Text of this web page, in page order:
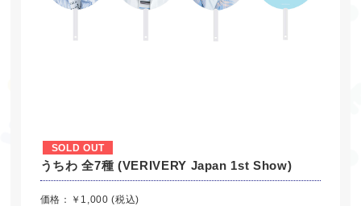
SOLD OUT
うちわ 全7種 (VERIVERY Japan 1st Show)
価格：￥1,000 (税込)